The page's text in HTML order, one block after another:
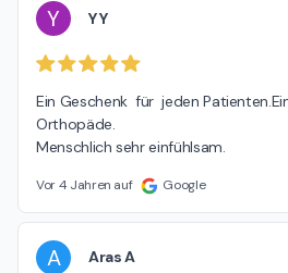
Y Y Y
Ein Geschenk  für  jeden
Orthopäde.
Menschlich sehr einfühlsam.
Vor 4 Jahren auf Google
A Aras A